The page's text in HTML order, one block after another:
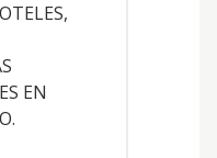
EN